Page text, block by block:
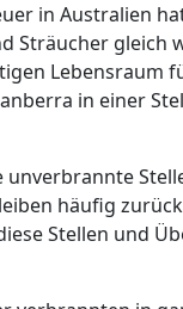
in Australien
Sträucher gleich
Lebensraum
in einer
häufig
Stellen und